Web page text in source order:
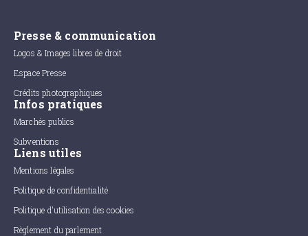
Presse & communication
Logos & Images libres de droit
Espace Presse
Crédits photographiques
Infos pratiques
Marchés publics
Subventions
Liens utiles
Mentions légales
Politique de confidentialité
Politique d'utilisation des cookies
Règlement du parlement